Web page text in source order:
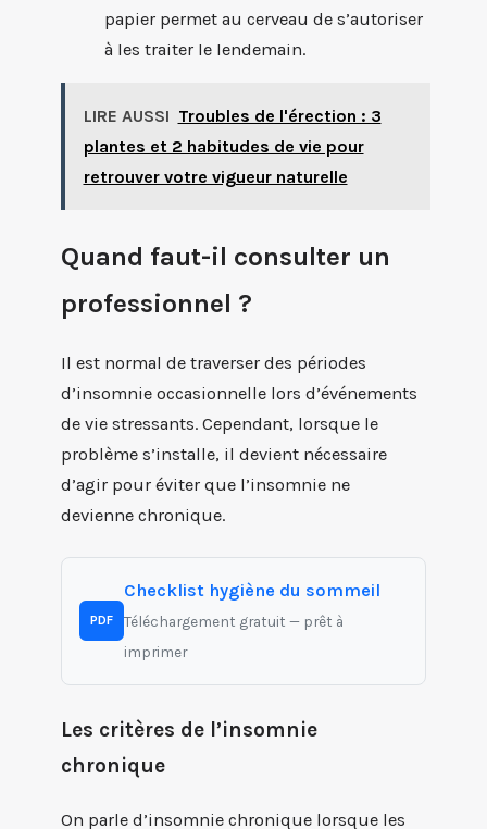
papier permet au cerveau de s’autoriser
à les traiter le lendemain.
LIRE AUSSI Troubles de l'érection : 3
plantes et 2 habitudes de vie pour
retrouver votre vigueur naturelle
Quand faut-il consulter un
professionnel ?
Il est normal de traverser des périodes
d’insomnie occasionnelle lors d’événements
de vie stressants. Cependant, lorsque le
problème s’installe, il devient nécessaire
d’agir pour éviter que l’insomnie ne
devienne chronique.
PDF
Checklist hygiène du sommeil
Téléchargement gratuit — prêt à
imprimer
Les critères de l’insomnie
chronique
On parle d’insomnie chronique lorsque les